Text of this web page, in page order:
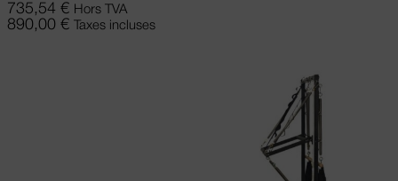
735,54 € Hors TVA
890,00 € Taxes incluses